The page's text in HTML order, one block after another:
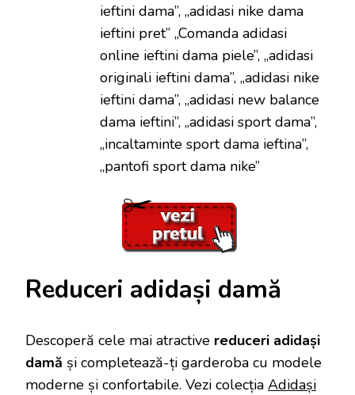
ieftini dama”, „adidasi nike dama
ieftini pret” „Comanda adidasi
online ieftini dama piele”, „adidasi
originali ieftini dama”, „adidasi nike
ieftini dama”, „adidasi new balance
dama ieftini”, „adidasi sport dama”,
„incaltaminte sport dama ieftina”,
„pantofi sport dama nike”
Reduceri adidași damă
Descoperă cele mai atractive reduceri adidași
damă și completează-ți garderoba cu modele
moderne și confortabile. Vezi colecția Adidași